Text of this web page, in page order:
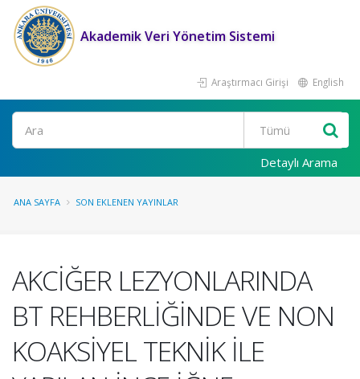
Akademik Veri Yönetim Sistemi
Araştırmacı Girişi English
Ara
Detaylı Arama
ANA SAYFA SON EKLENEN YAYINLAR
AKCİĞER LEZYONLARINDA
BT REHBERLİĞİNDE VE NON
KOAKSİYEL TEKNİK İLE